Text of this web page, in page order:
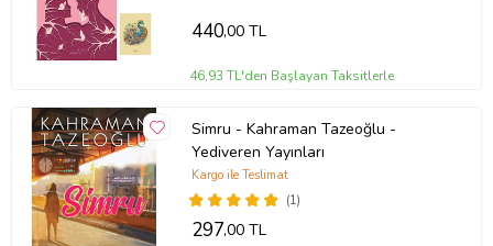
Çevirmen:
Ürün Kodu:kcm76655089 440,00 TL
46,93 TL'den Başlayan Taksitlerle
Simru - Kahraman Tazeoğlu -
Yediveren Yayınları
(1)
Kargo ile Teslimat
297,00 TL